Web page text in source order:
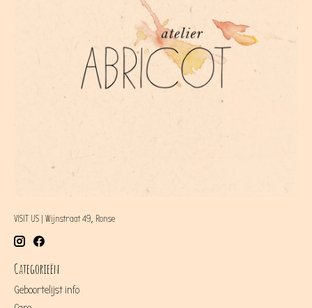
VISIT US | Wijnstraat 49, Ronse
Categorieën
Geboortelijst info